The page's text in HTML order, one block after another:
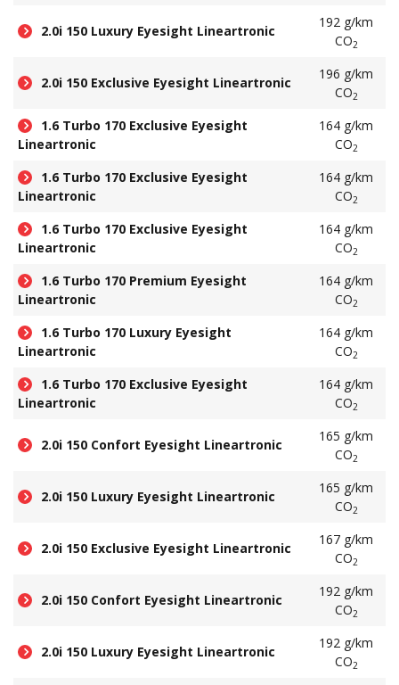
2.0i 150 Luxury Eyesight Lineartronic
192 g/km
CO2
2.0i 150 Exclusive Eyesight Lineartronic
196 g/km
CO2
1.6 Turbo 170 Exclusive Eyesight
Lineartronic
164 g/km
CO2
1.6 Turbo 170 Exclusive Eyesight
Lineartronic
164 g/km
CO2
1.6 Turbo 170 Exclusive Eyesight
Lineartronic
164 g/km
CO2
1.6 Turbo 170 Premium Eyesight
Lineartronic
164 g/km
CO2
1.6 Turbo 170 Luxury Eyesight
Lineartronic
164 g/km
CO2
1.6 Turbo 170 Exclusive Eyesight
Lineartronic
164 g/km
CO2
2.0i 150 Confort Eyesight Lineartronic
165 g/km
CO2
2.0i 150 Luxury Eyesight Lineartronic
165 g/km
CO2
2.0i 150 Exclusive Eyesight Lineartronic
167 g/km
CO2
2.0i 150 Confort Eyesight Lineartronic
192 g/km
CO2
2.0i 150 Luxury Eyesight Lineartronic
192 g/km
CO2